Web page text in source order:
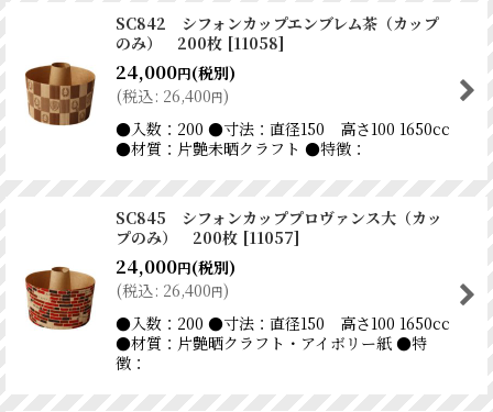
SC842 シフォンカップエンブレム茶（カップ
のみ） 200枚 [11058]
24,000円(税別)
(税込: 26,400円)
●入数：200 ●寸法：直径150 高さ100 1650cc
●材質：片艶未晒クラフト ●特徴：
SC845 シフォンカッププロヴァンス大（カッ
プのみ） 200枚 [11057]
24,000円(税別)
(税込: 26,400円)
●入数：200 ●寸法：直径150 高さ100 1650cc
●材質：片艶晒クラフト・アイボリー紙 ●特
徴：